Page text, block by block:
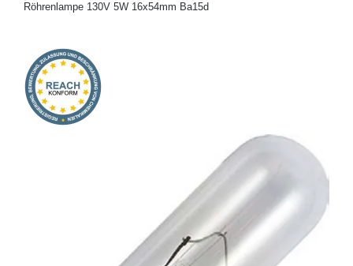
Kontakt
Röhrenlampe 130V 5W 16x54mm Ba15d